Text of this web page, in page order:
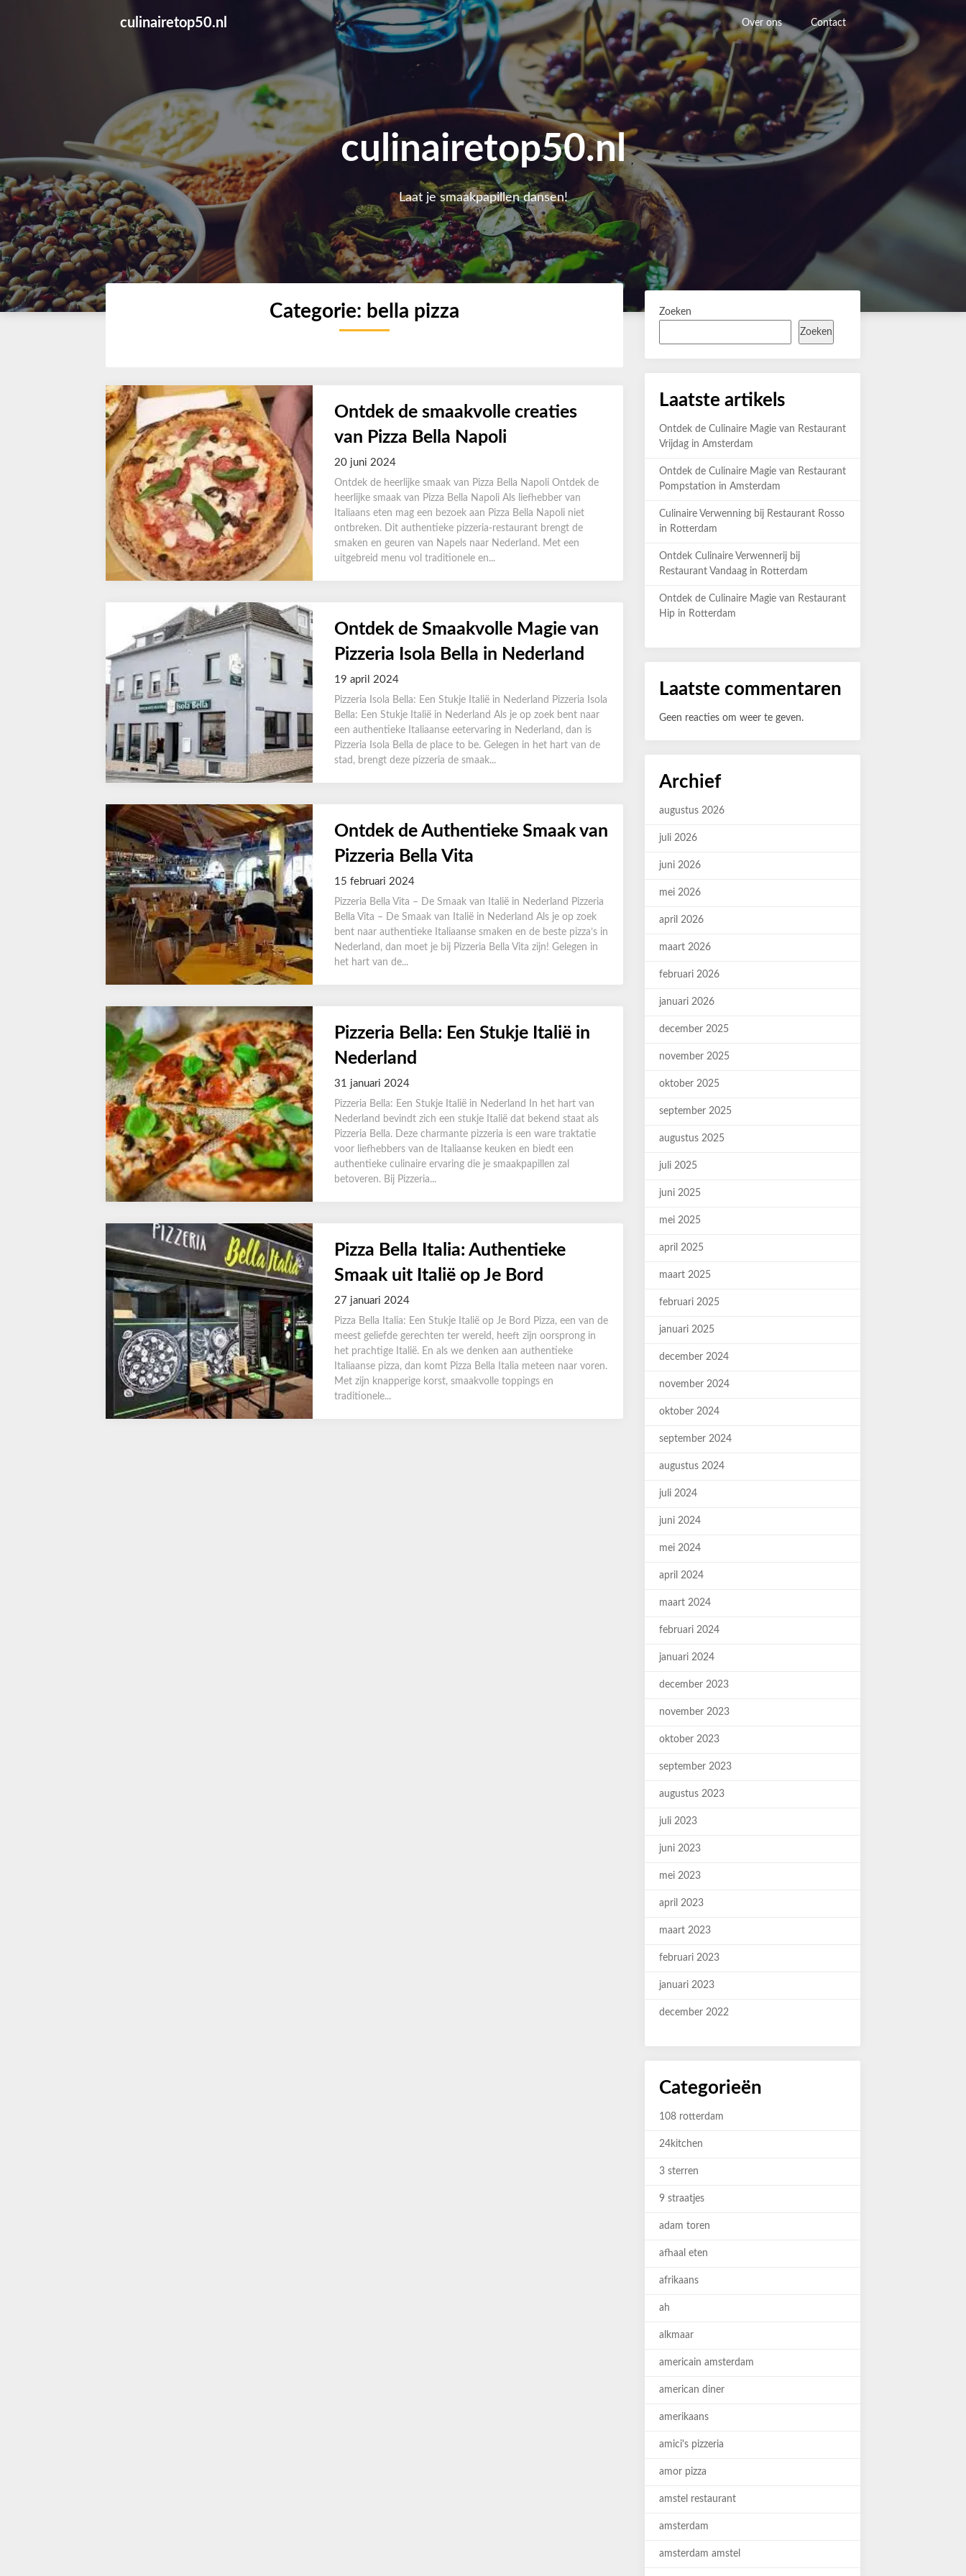
culinairetop50.nl Over ons Contact
culinairetop50.nl
Laat je smaakpapillen dansen!
Categorie: bella pizza
Ontdek de smaakvolle creaties
van Pizza Bella Napoli
20 juni 2024
Ontdek de heerlijke smaak van Pizza Bella Napoli Ontdek de
heerlijke smaak van Pizza Bella Napoli Als liefhebber van
Italiaans eten mag een bezoek aan Pizza Bella Napoli niet
ontbreken. Dit authentieke pizzeria-restaurant brengt de
smaken en geuren van Napels naar Nederland. Met een
uitgebreid menu vol traditionele en...
Ontdek de Smaakvolle Magie van
Pizzeria Isola Bella in Nederland
19 april 2024
Pizzeria Isola Bella: Een Stukje Italië in Nederland Pizzeria Isola
Bella: Een Stukje Italië in Nederland Als je op zoek bent naar
een authentieke Italiaanse eetervaring in Nederland, dan is
Pizzeria Isola Bella de place to be. Gelegen in het hart van de
stad, brengt deze pizzeria de smaak...
Ontdek de Authentieke Smaak van
Pizzeria Bella Vita
15 februari 2024
Pizzeria Bella Vita – De Smaak van Italië in Nederland Pizzeria
Bella Vita – De Smaak van Italië in Nederland Als je op zoek
bent naar authentieke Italiaanse smaken en de beste pizza’s in
Nederland, dan moet je bij Pizzeria Bella Vita zijn! Gelegen in
het hart van de...
Pizzeria Bella: Een Stukje Italië in
Nederland
31 januari 2024
Pizzeria Bella: Een Stukje Italië in Nederland In het hart van
Nederland bevindt zich een stukje Italië dat bekend staat als
Pizzeria Bella. Deze charmante pizzeria is een ware traktatie
voor liefhebbers van de Italiaanse keuken en biedt een
authentieke culinaire ervaring die je smaakpapillen zal
betoveren. Bij Pizzeria...
Pizza Bella Italia: Authentieke
Smaak uit Italië op Je Bord
27 januari 2024
Pizza Bella Italia: Een Stukje Italië op Je Bord Pizza, een van de
meest geliefde gerechten ter wereld, heeft zijn oorsprong in
het prachtige Italië. En als we denken aan authentieke
Italiaanse pizza, dan komt Pizza Bella Italia meteen naar voren.
Met zijn knapperige korst, smaakvolle toppings en
traditionele...
Zoeken
Zoeken
Laatste artikels
Ontdek de Culinaire Magie van Restaurant
Vrijdag in Amsterdam
Ontdek de Culinaire Magie van Restaurant
Pompstation in Amsterdam
Culinaire Verwenning bij Restaurant Rosso
in Rotterdam
Ontdek Culinaire Verwennerij bij
Restaurant Vandaag in Rotterdam
Ontdek de Culinaire Magie van Restaurant
Hip in Rotterdam
Laatste commentaren
Geen reacties om weer te geven.
Archief
augustus 2026
juli 2026
juni 2026
mei 2026
april 2026
maart 2026
februari 2026
januari 2026
december 2025
november 2025
oktober 2025
september 2025
augustus 2025
juli 2025
juni 2025
mei 2025
april 2025
maart 2025
februari 2025
januari 2025
december 2024
november 2024
oktober 2024
september 2024
augustus 2024
juli 2024
juni 2024
mei 2024
april 2024
maart 2024
februari 2024
januari 2024
december 2023
november 2023
oktober 2023
september 2023
augustus 2023
juli 2023
juni 2023
mei 2023
april 2023
maart 2023
februari 2023
januari 2023
december 2022
Categorieën
108 rotterdam
24kitchen
3 sterren
9 straatjes
adam toren
afhaal eten
afrikaans
ah
alkmaar
americain amsterdam
american diner
amerikaans
amici's pizzeria
amor pizza
amstel restaurant
amsterdam
amsterdam amstel